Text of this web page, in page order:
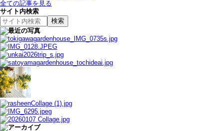
全ての記事を見る
サイト内検索